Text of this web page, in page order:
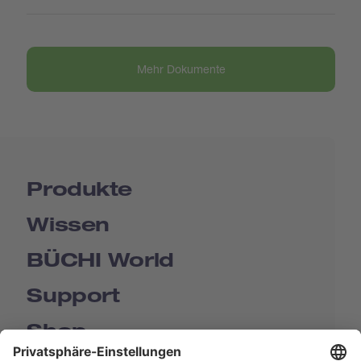
Mehr Dokumente
Produkte
Wissen
BÜCHI World
Support
Shop